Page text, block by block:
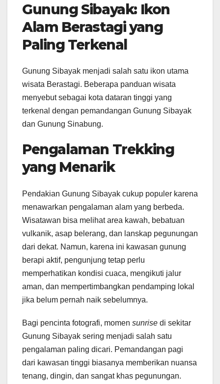
Gunung Sibayak: Ikon
Alam Berastagi yang
Paling Terkenal
Gunung Sibayak menjadi salah satu ikon utama
wisata Berastagi. Beberapa panduan wisata
menyebut sebagai kota dataran tinggi yang
terkenal dengan pemandangan Gunung Sibayak
dan Gunung Sinabung.
Pengalaman Trekking
yang Menarik
Pendakian Gunung Sibayak cukup populer karena
menawarkan pengalaman alam yang berbeda.
Wisatawan bisa melihat area kawah, bebatuan
vulkanik, asap belerang, dan lanskap pegunungan
dari dekat. Namun, karena ini kawasan gunung
berapi aktif, pengunjung tetap perlu
memperhatikan kondisi cuaca, mengikuti jalur
aman, dan mempertimbangkan pendamping lokal
jika belum pernah naik sebelumnya.
Bagi pencinta fotografi, momen sunrise di sekitar
Gunung Sibayak sering menjadi salah satu
pengalaman paling dicari. Pemandangan pagi
dari kawasan tinggi biasanya memberikan nuansa
tenang, dingin, dan sangat khas pegunungan.